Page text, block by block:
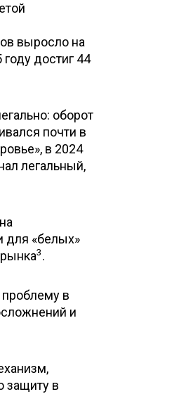
выросло на
достиг 44
оборот
почти в
в 2024
легальный,
для «белых»
3.
проблему в
и
защиту в